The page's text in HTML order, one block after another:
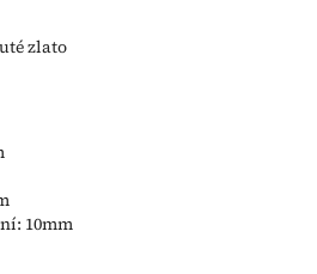
zlato
10mm